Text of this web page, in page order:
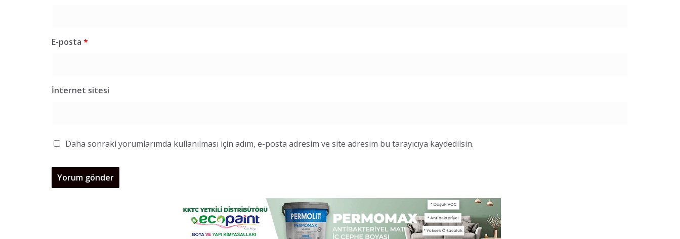
E-posta *
İnternet sitesi
Daha sonraki yorumlarımda kullanılması için adım, e-posta adresim ve site adresim bu tarayıcıya kaydedilsin.